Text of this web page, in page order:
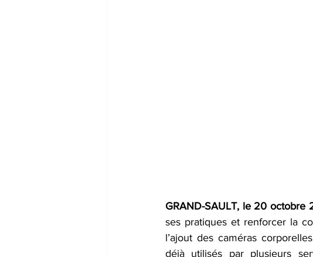
GRAND-SAULT, le 20
ses pratiques et renforcer la
l’ajout des caméras
déjà utilisés par plusieurs